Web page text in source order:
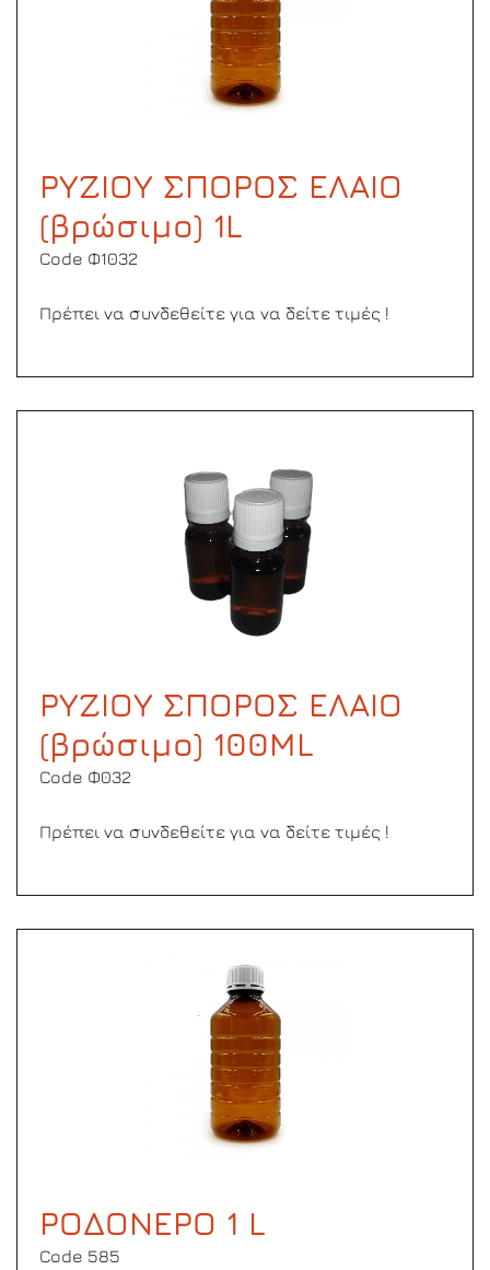
ΡΥΖΙΟΥ ΣΠΟΡΟΣ ΕΛΑΙΟ
(βρώσιμο) 1L
Code Φ1032
Πρέπει να συνδεθείτε για να δείτε τιμές !
ΡΥΖΙΟΥ ΣΠΟΡΟΣ ΕΛΑΙΟ
(βρώσιμο) 100ML
Code Φ032
Πρέπει να συνδεθείτε για να δείτε τιμές !
ΡΟΔΟΝΕΡΟ 1 L
Code 585